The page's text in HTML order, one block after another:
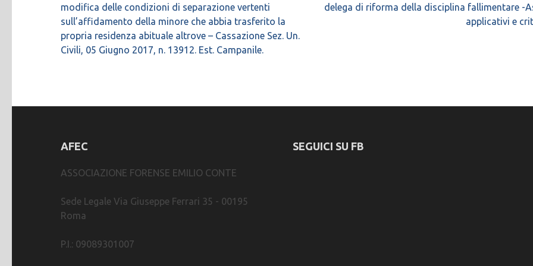
articoli
modifica delle condizioni di separazione vertenti
sull’affidamento della minore che abbia trasferito la
propria residenza abituale altrove – Cassazione Sez. Un.
Civili, 05 Giugno 2017, n. 13912. Est. Campanile.
delega di riforma della disciplina fallimentare -
applicativi e
AFEC
ASSOCIAZIONE FORENSE EMILIO CONTE
Sede Legale Via Giuseppe Ferrari 35 - 00195
Roma
P.I.: 09089301007
SEGUICI SU FB